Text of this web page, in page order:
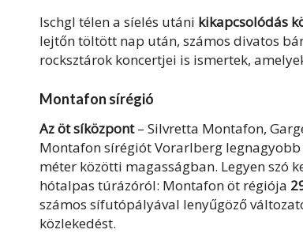
Ischgl télen a síelés utáni kikapcsolódás
lejtőn töltött nap után, számos divatos
rocksztárok koncertjei is ismertek,
Montafon sírégió
Az öt síközpont– Silvretta Montafon,
Montafon sírégiót Vorarlberg
méter közötti magasságban. Legyen szó
hótalpas túrázóról: Montafonöt régiója
számos sífutópályával lenyűgöző
közlekedést.